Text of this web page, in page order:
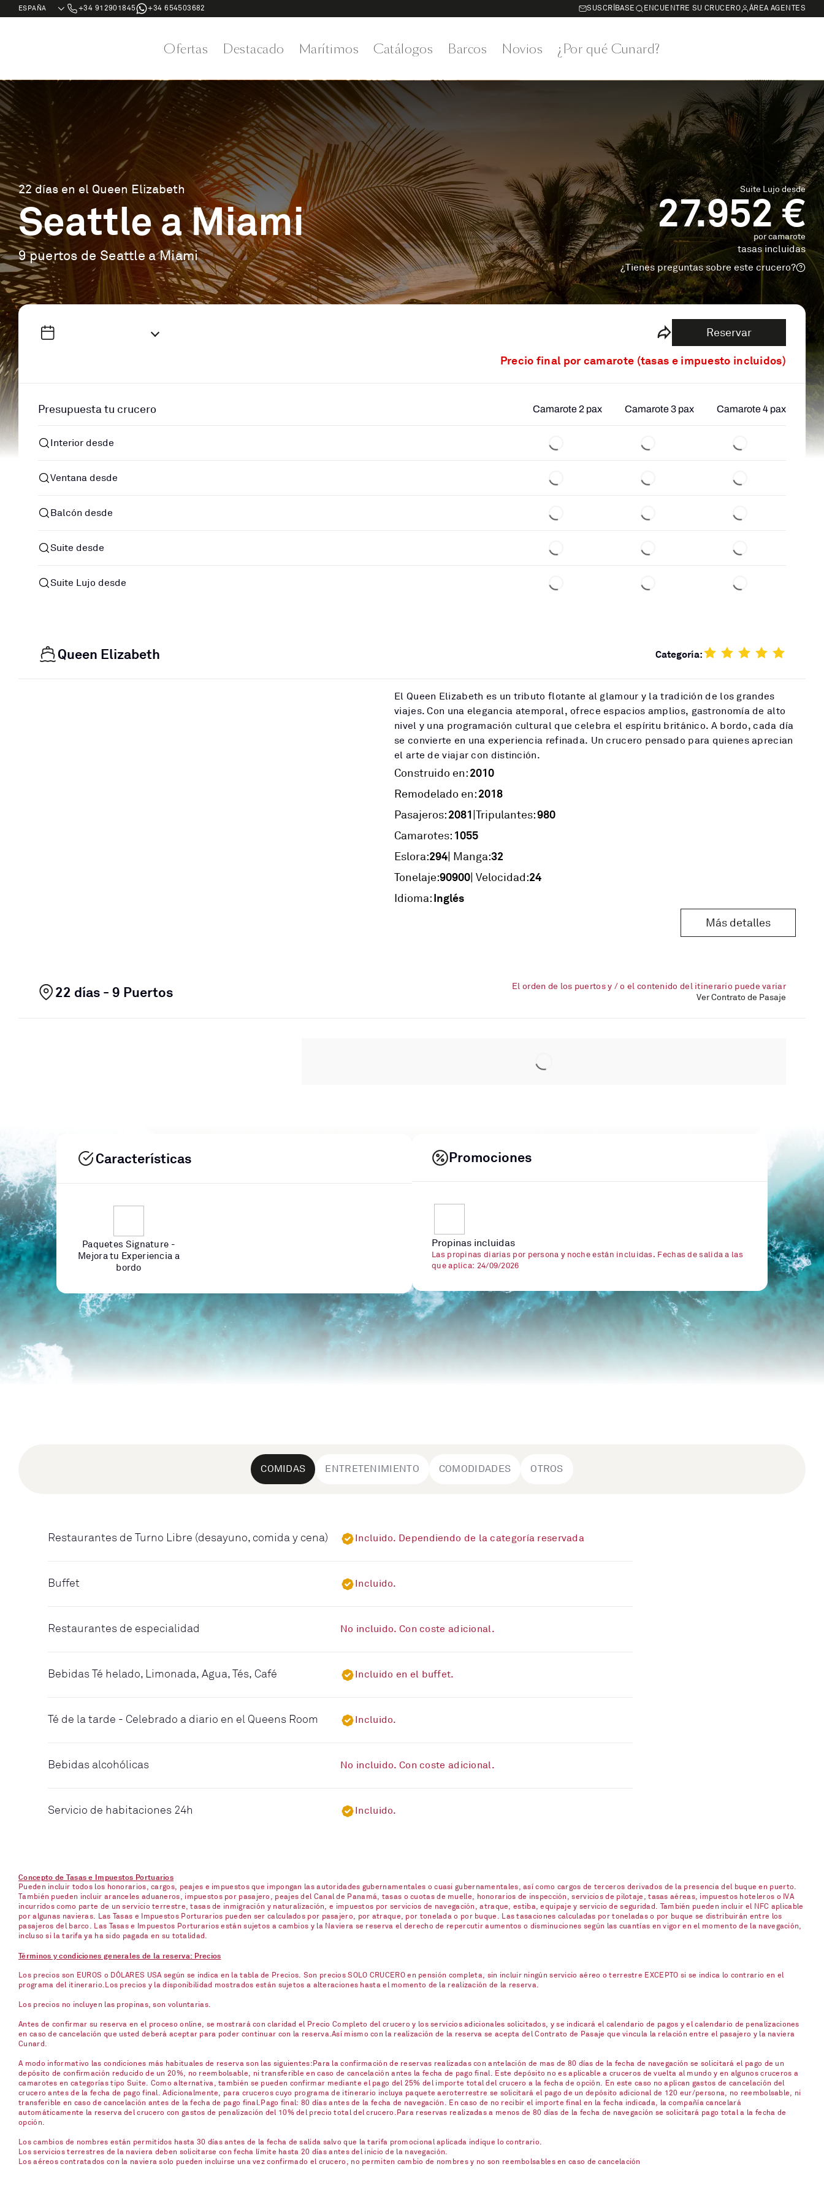
+34 912901845 +34 654503682 SUSCRÍBASE ENCUENTRE SU CRUCERO ÁREA AGENTES
Ofertas Destacado Marítimos Catálogos Barcos Novios ¿Por qué Cunard?
22 días en el Queen Elizabeth
Seattle a Miami
9 puertos de Seattle a Miami
Suite Lujo desde
27.952 €
por camarote
tasas incluidas
¿Tienes preguntas sobre este crucero?
Reservar
Precio final por camarote (tasas e impuesto incluidos)
Presupuesta tu crucero Camarote 2 pax Camarote 3 pax Camarote 4 pax
Interior desde
Ventana desde
Balcón desde
Suite desde
Suite Lujo desde
Queen Elizabeth Categoría:
El Queen Elizabeth es un tributo flotante al glamour y la tradición de los grandes
viajes. Con una elegancia atemporal, ofrece espacios amplios, gastronomía de alto
nivel y una programación cultural que celebra el espíritu británico. A bordo, cada día
se convierte en una experiencia refinada. Un crucero pensado para quienes aprecian
el arte de viajar con distinción.
Construido en:2010
Remodelado en:2018
Pasajeros:2081|Tripulantes:980
Camarotes: 1055
Eslora:294| Manga:32
Tonelaje:90900| Velocidad:24
Idioma:Inglés
Más detalles
22 días - 9 Puertos
El orden de los puertos y / o el contenido del itinerario puede variar
Ver Contrato de Pasaje
Características
Paquetes Signature -
Mejora tu Experiencia a
bordo
Promociones
Propinas incluidas
Las propinas diarias por persona y noche están incluidas. Fechas de salida a las
que aplica: 24/09/2026
COMIDAS ENTRETENIMIENTO COMODIDADES OTROS
Restaurantes de Turno Libre (desayuno, comida y cena) Incluido. Dependiendo de la categoría reservada
Buffet Incluido.
Restaurantes de especialidad No incluido. Con coste adicional.
Bebidas Té helado, Limonada, Agua, Tés, Café Incluido en el buffet.
Té de la tarde - Celebrado a diario en el Queens Room Incluido.
Bebidas alcohólicas No incluido. Con coste adicional.
Servicio de habitaciones 24h Incluido.
Concepto de Tasas e Impuestos Portuarios
Pueden incluir todos los honorarios, cargos, peajes e impuestos que impongan las autoridades gubernamentales o cuasi gubernamentales, así como cargos de terceros derivados de la presencia del buque en puerto.
También pueden incluir aranceles aduaneros, impuestos por pasajero, peajes del Canal de Panamá, tasas o cuotas de muelle, honorarios de inspección, servicios de pilotaje, tasas aéreas, impuestos hoteleros o IVA
incurridos como parte de un servicio terrestre, tasas de inmigración y naturalización, e impuestos por servicios de navegación, atraque, estiba, equipaje y servicio de seguridad. También pueden incluir el NFC aplicable
por algunas navieras. Las Tasas e Impuestos Porturarios pueden ser calculados por pasajero, por atraque, por tonelada o por buque. Las tasaciones calculadas por toneladas o por buque se distribuirán entre los
pasajeros del barco. Las Tasas e Impuestos Porturarios están sujetos a cambios y la Naviera se reserva el derecho de repercutir aumentos o disminuciones según las cuantías en vigor en el momento de la navegación,
incluso si la tarifa ya ha sido pagada en su totalidad.
Términos y condiciones generales de la reserva: Precios
Los precios son EUROS o DÓLARES USA según se indica en la tabla de Precios. Son precios SOLO CRUCERO en pensión completa, sin incluir ningún servicio aéreo o terrestre EXCEPTO si se indica lo contrario en el
programa del itinerario.Los precios y la disponibilidad mostrados están sujetos a alteraciones hasta el momento de la realización de la reserva.
Los precios no incluyen las propinas, son voluntarias.
Antes de confirmar su reserva en el proceso online, se mostrará con claridad el Precio Completo del crucero y los servicios adicionales solicitados, y se indicará el calendario de pagos y el calendario de penalizaciones
en caso de cancelación que usted deberá aceptar para poder continuar con la reserva.Así mismo con la realización de la reserva se acepta del Contrato de Pasaje que vincula la relación entre el pasajero y la naviera
Cunard.
A modo informativo las condiciones más habituales de reserva son las siguientes:Para la confirmación de reservas realizadas con antelación de mas de 80 días de la fecha de navegación se solicitará el pago de un
depósito de confirmación reducido de un 20%, no reembolsable, ni transferible en caso de cancelación antes la fecha de pago final. Este depósito no es aplicable a cruceros de vuelta al mundo y en algunos cruceros a
camarotes en categorías tipo Suite. Como alternativa, también se pueden confirmar mediante el pago del 25% del importe total del crucero a la fecha de opción. En este caso no aplican gastos de cancelación del
crucero antes de la fecha de pago final. Adicionalmente, para cruceros cuyo programa de itinerario incluya paquete aeroterrestre se solicitará el pago de un depósito adicional de 120 eur/persona, no reembolsable, ni
transferible en caso de cancelación antes de la fecha de pago final.Pago final: 80 días antes de la fecha de navegación. En caso de no recibir el importe final en la fecha indicada, la compañía cancelará
automáticamente la reserva del crucero con gastos de penalización del 10% del precio total del crucero.Para reservas realizadas a menos de 80 días de la fecha de navegación se solicitará pago total a la fecha de
opción.
Los cambios de nombres están permitidos hasta 30 días antes de la fecha de salida salvo que la tarifa promocional aplicada indique lo contrario.
Los servicios terrestres de la naviera deben solicitarse con fecha límite hasta 20 días antes del inicio de la navegación.
Los aéreos contratados con la naviera solo pueden incluirse una vez confirmado el crucero, no permiten cambio de nombres y no son reembolsables en caso de cancelación